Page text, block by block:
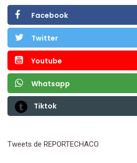
Facebook
Twitter
Youtube
Whatsapp
Tiktok
Tweets de REPORTECHACO